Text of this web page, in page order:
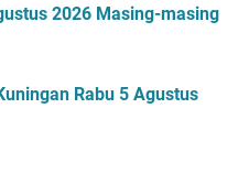
2026 Masing-masing
Rabu 5 Agustus